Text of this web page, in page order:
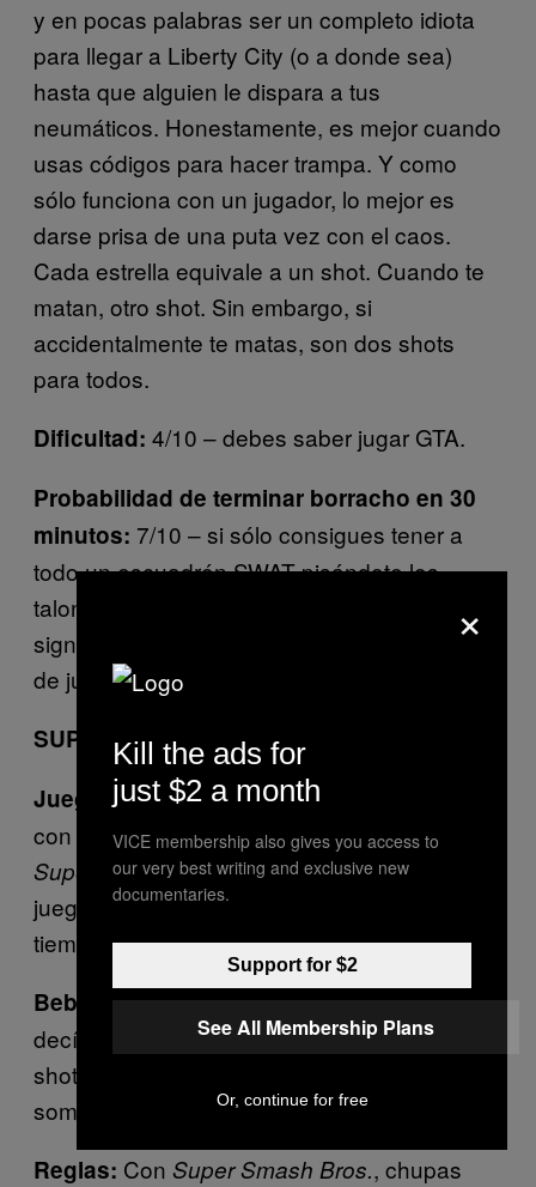
y en pocas palabras ser un completo idiota
para llegar a Liberty City (o a donde sea)
hasta que alguien le dispara a tus
neumáticos. Honestamente, es mejor cuando
usas códigos para hacer trampa. Y como
sólo funciona con un jugador, lo mejor es
darse prisa de una puta vez con el caos.
Cada estrella equivale a un shot. Cuando te
matan, otro shot. Sin embargo, si
accidentalmente te matas, son dos shots
para todos.
Dificultad: 4/10 – debes saber jugar GTA.
Probabilidad de terminar borracho en 30
minutos: 7/10 – si sólo consigues tener a
todo un escuadrón SWAT pisándote los
talones, no vas a durar mucho, lo que
significa que cada cinco minutos cambiarán
de jugador.
SUPER SMASHED BROS.
Juego:Para ser honestos podría funcionar
con cualquier juego de batallas, pero el
Super Smash Bros.en el Wii U permite que
jueguen hasta ocho personas al mismo
tiempo. Mientras más jugadores mejor.
Bebidas:Lo que quieran los jugadores, sólo
decídanlo antes de comenzar a jugar: un
shot, una tapita, un vaso, lo que quieran. No
somos tus papás.
Reglas: Con Super Smash Bros., chupas
×
Kill the ads for
just $2 a month
VICE membership also gives you access to
our very best writing and exclusive new
documentaries.
Support for $2
See All Membership Plans
Or, continue for free